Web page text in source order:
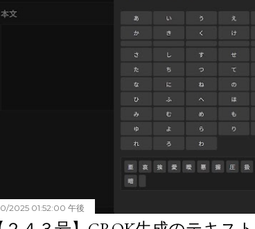
2025 01:52:00 午後